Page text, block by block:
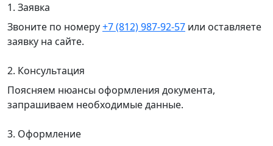
1. Заявка
Звоните по номеру+7 (812) 987-92-57 или оставляете
заявку на сайте.
2. Консультация
Поясняем нюансы оформления документа,
запрашиваем необходимые данные.
3. Оформление